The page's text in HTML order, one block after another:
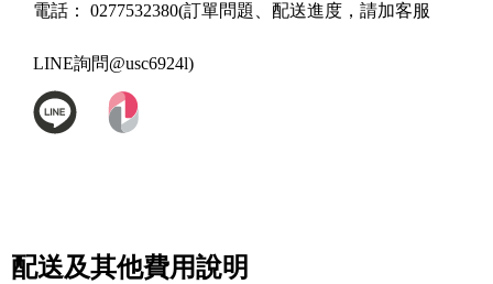
電話： 0277532380(訂單問題、配送進度，請加客服
LINE詢問@usc6924l)
配送及其他費用說明